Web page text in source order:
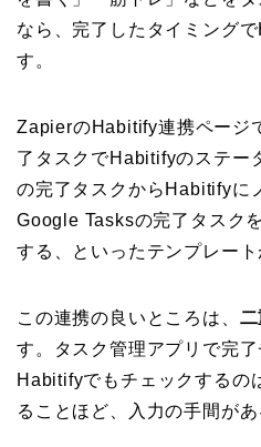
なら、完了したタイミング
す。
ZapierのHabitify連携ページ
了タスクでHabitifyのステー
の完了タスクからHabitifyに
Google Tasksの完了タスク
する、といったテンプレート
この連携の良いところは、
す。タスク管理アプリで完
Habitifyでもチェックするの
ることほど、入力の手間が